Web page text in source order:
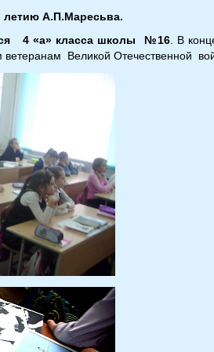
летию А.П.Маресьва.
4 «а» класса школы №16. В
ветеранам Великой Отечественной